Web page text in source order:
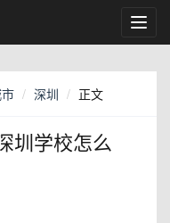
深圳 正文
圳学校怎么